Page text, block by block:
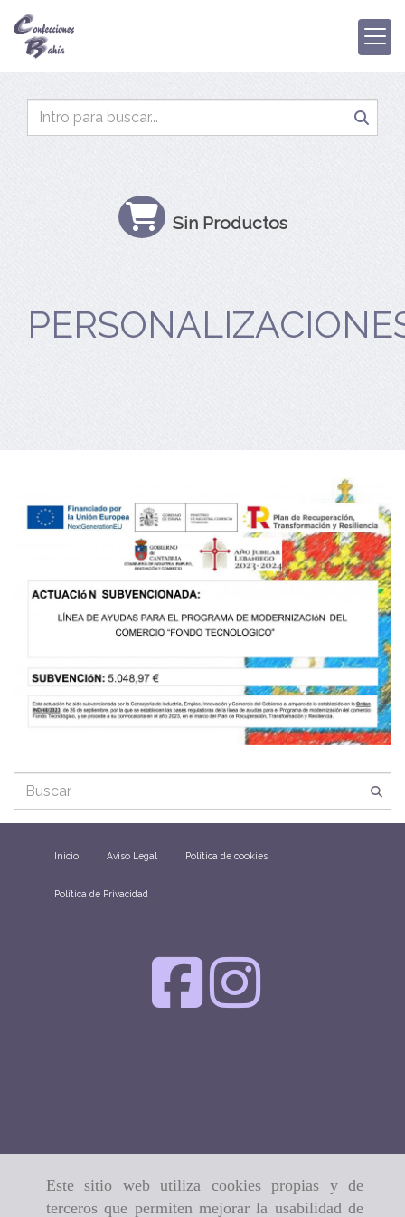
Este sitio web utiliza cookies propias y de
terceros que permiten mejorar la usabilidad de
Sin Productos
Inicio Aviso Legal Política de cookies
Política de Privacidad